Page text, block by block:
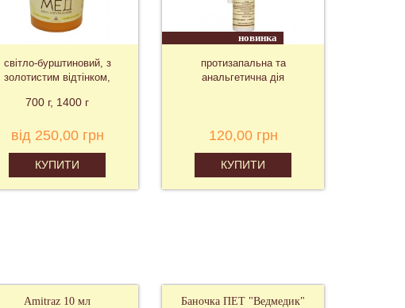
світло-бурштиновий, з
золотистим відтінком,
700 г 1400 г
від 250,00 грн
КУПИТИ
новинка
протизапальна та
анальгетична дія
120,00 грн
КУПИТИ
Amitraz 10 мл Баночка ПЕТ "Ведмедик"